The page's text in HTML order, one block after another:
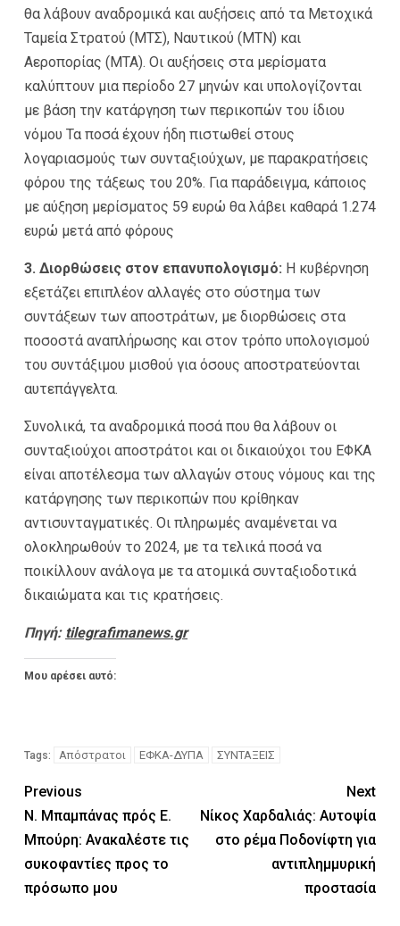
θα λάβουν αναδρομικά και αυξήσεις από τα Μετοχικά
Ταμεία Στρατού (ΜΤΣ), Ναυτικού (ΜΤΝ) και
Αεροπορίας (ΜΤΑ). Οι αυξήσεις στα μερίσματα
καλύπτουν μια περίοδο 27 μηνών και υπολογίζονται
με βάση την κατάργηση των περικοπών του ίδιου
νόμου Τα ποσά έχουν ήδη πιστωθεί στους
λογαριασμούς των συνταξιούχων, με παρακρατήσεις
φόρου της τάξεως του 20%. Για παράδειγμα, κάποιος
με αύξηση μερίσματος 59 ευρώ θα λάβει καθαρά 1.274
ευρώ μετά από φόρους
3. Διορθώσεις στον επανυπολογισμό: Η κυβέρνηση
εξετάζει επιπλέον αλλαγές στο σύστημα των
συντάξεων των αποστράτων, με διορθώσεις στα
ποσοστά αναπλήρωσης και στον τρόπο υπολογισμού
του συντάξιμου μισθού για όσους αποστρατεύονται
αυτεπάγγελτα.
Συνολικά, τα αναδρομικά ποσά που θα λάβουν οι
συνταξιούχοι αποστράτοι και οι δικαιούχοι του ΕΦΚΑ
είναι αποτέλεσμα των αλλαγών στους νόμους και της
κατάργησης των περικοπών που κρίθηκαν
αντισυνταγματικές. Οι πληρωμές αναμένεται να
ολοκληρωθούν το 2024, με τα τελικά ποσά να
ποικίλλουν ανάλογα με τα ατομικά συνταξιοδοτικά
δικαιώματα και τις κρατήσεις.
Πηγή: tilegrafimanews.gr
Μου αρέσει αυτό:
Tags: Απόστρατοι ΕΦΚΑ-ΔΥΠΑ ΣΥΝΤΑΞΕΙΣ
Previous
Ν. Μπαμπάνας πρός Ε.
Μπούρη: Ανακαλέστε τις
συκοφαντίες προς το
πρόσωπο μου
Next
Νίκος Χαρδαλιάς: Αυτοψία
στο ρέμα Ποδονίφτη για
αντιπλημμυρική
προστασία